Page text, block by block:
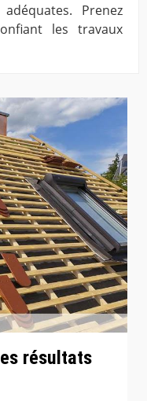
Prenez
les travaux
résultats